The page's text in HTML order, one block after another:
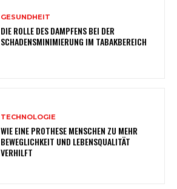
GESUNDHEIT
DIE ROLLE DES DAMPFENS BEI DER
SCHADENSMINIMIERUNG IM TABAKBEREICH
TECHNOLOGIE
WIE EINE PROTHESE MENSCHEN ZU MEHR
BEWEGLICHKEIT UND LEBENSQUALITÄT
VERHILFT